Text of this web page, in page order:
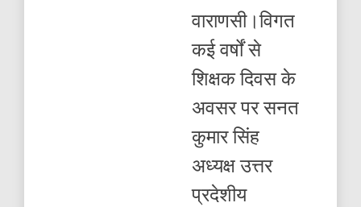
करते
पदाधिकारियों
के
करते
वाराणसी।विगत
कई वर्षों से
शिक्षक दिवस के
अवसर पर सनत
कुमार सिंह
अध्यक्ष उत्तर
प्रदेशीय